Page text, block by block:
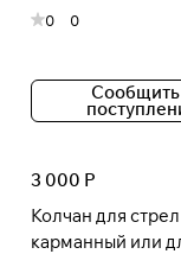
0 0
3 000 Р
Колчан для стрел
карманный или